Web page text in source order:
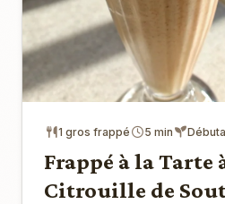
1 gros frappé 5 min
Frappé à la Tarte
Citrouille de